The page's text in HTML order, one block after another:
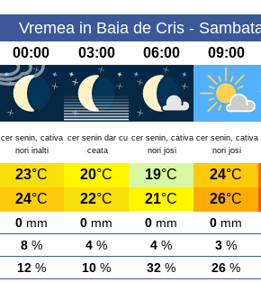
Vremea in Baia de Cris -
00:00 03:00 06:00 09:00
cer senin, cativa
nori inalti
cer senin dar cu
ceata
cer senin, cativa
nori josi
cer senin, cativa
nori josi
23°C 20°C 19°C 24°C
24°C 22°C 21°C 26°C
0 mm 0 mm 0 mm 0 mm
8 % 4 % 4 % 3 %
12 % 10 % 32 % 26 %